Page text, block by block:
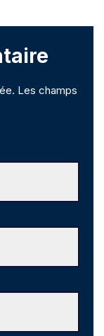
Les champs